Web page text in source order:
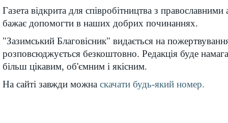
Газета відкрита для співробітництва з православними
бажає допомогти в наших добрих починаннях.
"Зазимський Благовісник" видається на
розповсюджується безкоштовно. Редакція буде
більш цікавим, об'ємним і якісним.
На сайті завжди можна скачати будь-який номер.